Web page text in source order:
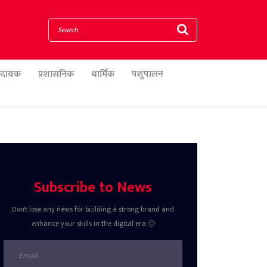
प्रशासनिक धार्मिक
पशुपालन
Subscribe to News
Don't lose any news for building a strong brand and
enhance your skills in the digital era 🙂